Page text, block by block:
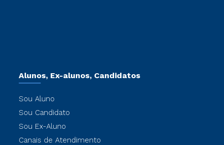
Alunos, Ex-alunos, Candidatos
Sou Aluno
Sou Candidato
Sou Ex-Aluno
Canais de Atendimento